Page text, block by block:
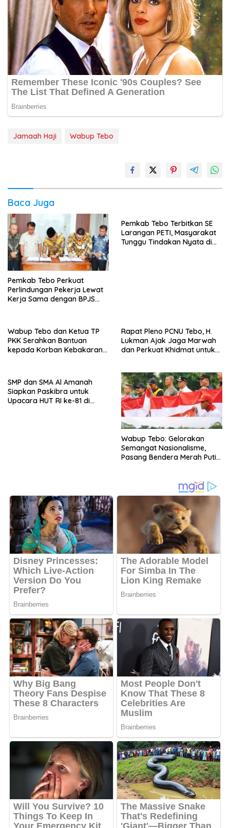
Jamaah Haji Wabup Tebo
Baca Juga
Pemkab Tebo Perkuat
Perlindungan Pekerja Lewat
Kerja Sama dengan BPJS
Pemkab Tebo Terbitkan SE
Larangan PETI, Masyarakat
Tunggu Tindakan Nyata di
Wabup Tebo dan Ketua TP
PKK Serahkan Bantuan
kepada Korban Kebakaran
Rapat Pleno PCNU Tebo, H.
Lukman Ajak Jaga Marwah
dan Perkuat Khidmat untuk
SMP dan SMA Al Amanah
Siapkan Paskibra untuk
Upacara HUT RI ke-81 di
Wabup Tebo: Gelorakan
Semangat Nasionalisme,
Pasang Bendera Merah Putih